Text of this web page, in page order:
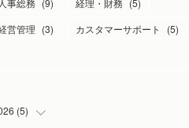
人事総務 (9) 経理・財務 (5)
営管理 (3) カスタマーサポート (5)
(5)